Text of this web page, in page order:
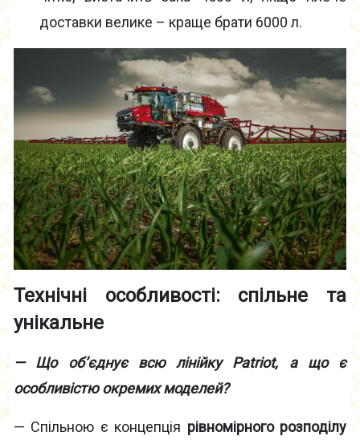
доставки велике – краще брати 6000 л.
Технічні особливості: спільне та
унікальне
— Що об’єднує всю лінійку Patriot, а що є
особливістю окремих моделей?
— Спільною є концепція рівномірного розподілу